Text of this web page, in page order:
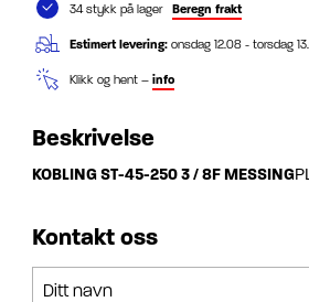
34 stykk på lager Beregn frakt
Estimert levering: onsdag 12.08 - torsdag
Klikk og hent – info
Beskrivelse
KOBLING ST-45-250 3 / 8F MESSING
Kontakt oss
Ditt navn